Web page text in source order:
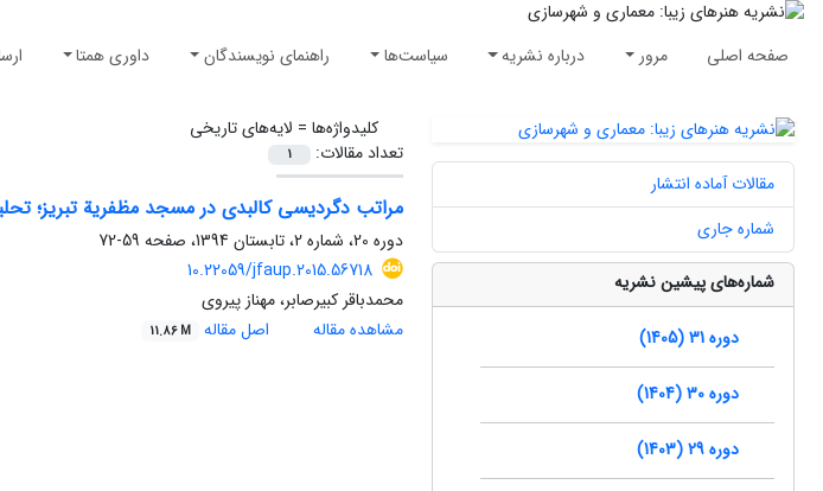
صفحه اصلی مرور درباره نشریه سیاست‌ها راهنمای نویسندگان داوری همتا
کلیدواژه‌ها = لایه‌های تاریخی
تعداد مقالات:
1
مراتب دگردیسی کالبدی در مسجد مظفریة تبریز؛
دوره 20، شماره 2، تابستان 1394، صفحه
59-72
10.22059/jfaup.2015.56718
محمدباقر کبیرصابر، مهناز پیروی
مشاهده مقاله
اصل مقاله 11.86 M
مقالات آماده انتشار
شماره جاری
شماره‌های پیشین نشریه
دوره 31 (1405)
دوره 30 (1404)
دوره 29 (1403)